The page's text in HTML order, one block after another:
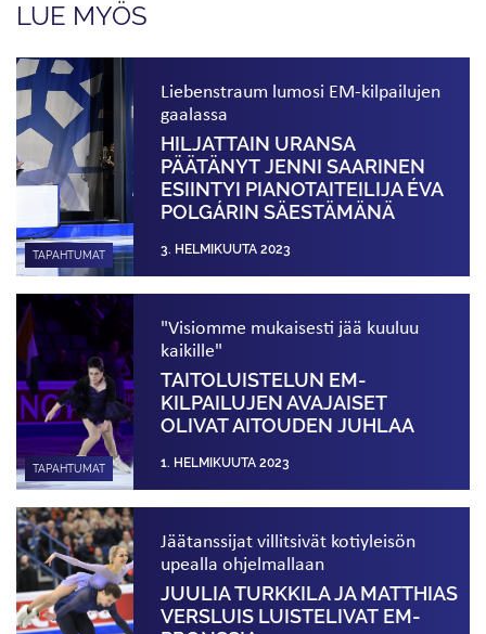
LUE MYÖS
TAPAHTUMAT
Liebenstraum lumosi EM-kilpailujen
gaalassa
HILJATTAIN URANSA
PÄÄTÄNYT JENNI SAARINEN
ESIINTYI PIANO­TAITEILIJA ÉVA
POLGÁRIN SÄESTÄMÄNÄ
3. HELMIKUUTA 2023
TAPAHTUMAT
"Visiomme mukaisesti jää kuuluu
kaikille"
TAITO­LUISTELUN EM-
KILPAILUJEN AVAJAISET
OLIVAT AITOUDEN JUHLAA
1. HELMIKUUTA 2023
Jäätanssijat villitsivät kotiyleisön
upealla ohjelmallaan
JUULIA TURKKILA JA MATTHIAS
VERSLUIS LUISTELIVAT EM-